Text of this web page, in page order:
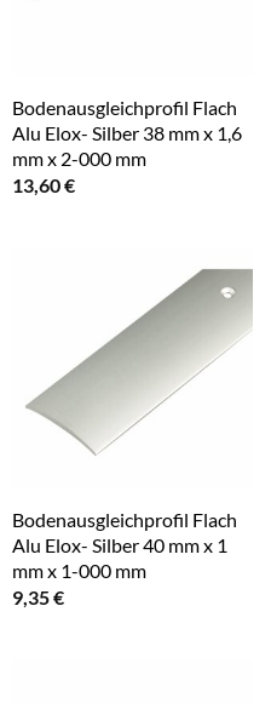
Bodenausgleichprofil Flach
Alu Elox- Silber 38 mm x 1,6
mm x 2-000 mm
13,60€
Bodenausgleichprofil Flach
Alu Elox- Silber 40 mm x 1
mm x 1-000 mm
9,35€